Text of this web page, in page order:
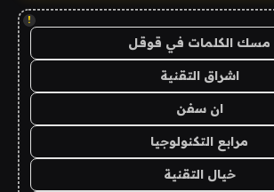
!
مسك الكلمات في قوقل
اشراق التقنية
ان سفن
مرابع التكنولوجيا
خيال التقنية